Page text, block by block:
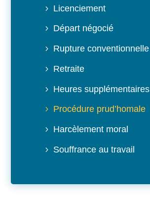
Licenciement
Départ négocié
Rupture conventionnelle
Retraite
Heures supplémentaires
Procédure prud’homale
Harcèlement moral
Souffrance au travail